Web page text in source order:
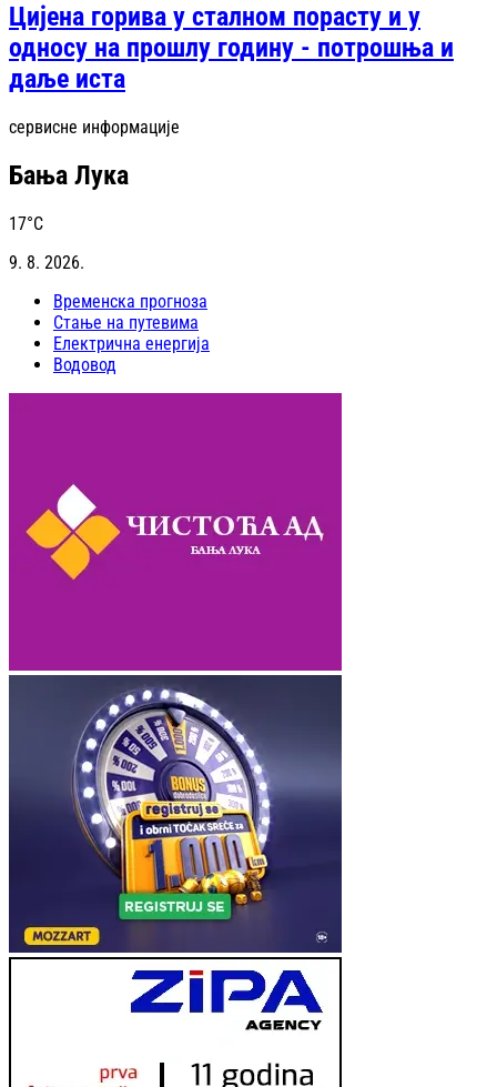
Цијена горива у сталном порасту и у
односу на прошлу годину - потрошња и
даље иста
сервисне информације
Бања Лука
17°C
9. 8. 2026.
Временска прогноза
Стање на путевима
Електрична енергија
Водовод